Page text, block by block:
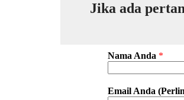
Jika ada
Nama Anda *
Email Anda